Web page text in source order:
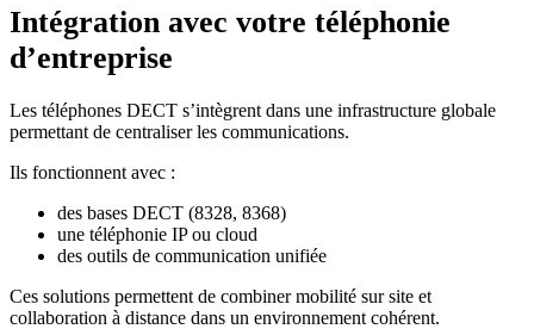
Intégration avec votre téléphonie
d’entreprise
Les téléphones DECT s’intègrent dans une infrastructure globale
permettant de centraliser les communications.
Ils fonctionnent avec :
des bases DECT (8328, 8368)
une téléphonie IP ou cloud
des outils de communication unifiée
Ces solutions permettent de combiner mobilité sur site et
collaboration à distance dans un environnement cohérent.